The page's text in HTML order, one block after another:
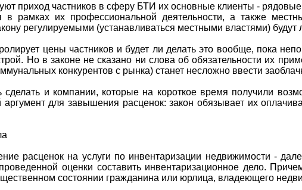
приход частников в сферу БТИ их основные клиенты -
в рамках их профессиональной деятельности, а также
регулируемыми (устанавливаться местными властями)
цены частников и будет ли делать это вообще, пока
Но в законе не сказано ни слова об обязательности их
конкурентов с рынка) станет несложно ввести
сделать и компании, которые на короткое время получили
для завышения расценок: закон обязывает их
расценок на услуги по инвентаризации недвижимости -
оценки составить инвентаризационное дело.
состоянии гражданина или юрлица, владеющего